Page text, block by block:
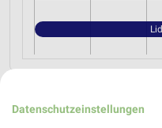
MEHR
Datenschutzeinstellungen